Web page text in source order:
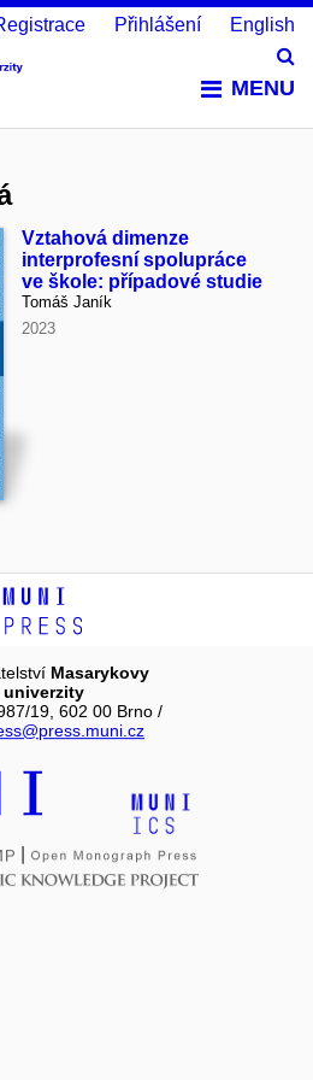
MENU
Přihlášení English
Vztahová dimenze
interprofesní spolupráce
ve škole: případové studie
Tomáš Janík
2023
Masarykovy
univerzity
19, 602 00 Brno /